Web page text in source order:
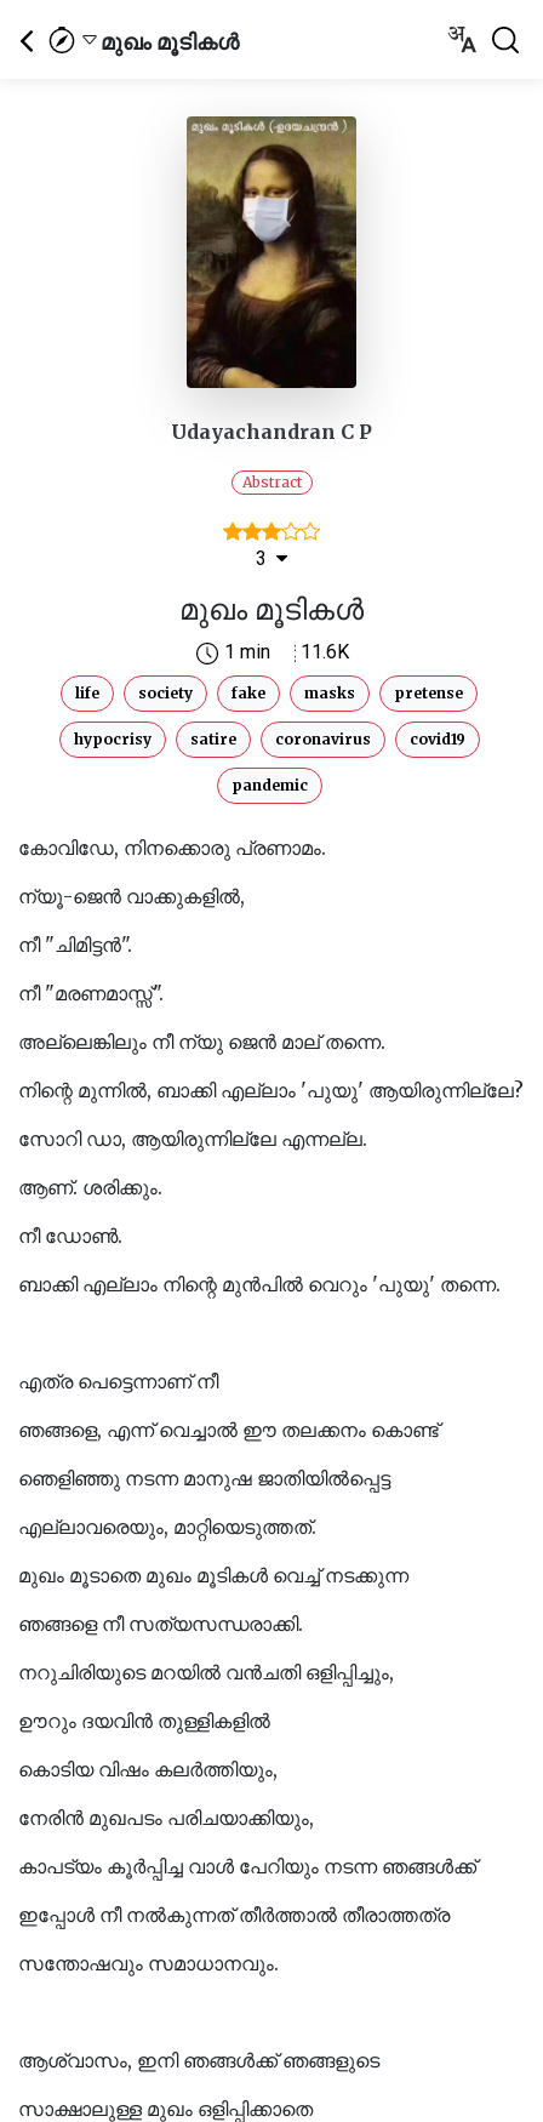
മുഖം മൂടികൾ
Udayachandran C P
Abstract
3
മുഖം മൂടികൾ
1 min 11.6K
life society fake masks pretense
hypocrisy satire coronavirus covid19
pandemic
കോവിഡേ, നിനക്കൊരു പ്രണാമം.
ന്യൂ-ജെൻ വാക്കുകളിൽ,
നീ "ചിമിട്ടൻ".
നീ "മരണമാസ്സ്‌".
അല്ലെങ്കിലും നീ ന്യു ജെൻ മാല് തന്നെ.
നിന്റെ മുന്നിൽ, ബാക്കി എല്ലാം 'പുയു' ആയിരുന്നില്ലേ?
സോറി ഡാ, ആയിരുന്നില്ലേ എന്നല്ല.
ആണ്. ശരിക്കും.
നീ ഡോൺ.
ബാക്കി എല്ലാം നിന്റെ മുൻപിൽ വെറും 'പുയു' തന്നെ.
എത്ര പെട്ടെന്നാണ് നീ
ഞങ്ങളെ, എന്ന് വെച്ചാൽ ഈ തലക്കനം കൊണ്ട്
ഞെളിഞ്ഞു നടന്ന മാനുഷ ജാതിയിൽപ്പെട്ട
എല്ലാവരെയും, മാറ്റിയെടുത്തത്.
മുഖം മൂടാതെ മുഖം മൂടികൾ വെച്ച് നടക്കുന്ന
ഞങ്ങളെ നീ സത്യസന്ധരാക്കി.
നറുചിരിയുടെ മറയിൽ വൻചതി ഒളിപ്പിച്ചും,
ഊറും ദയവിൻ തുള്ളികളിൽ
കൊടിയ വിഷം കലർത്തിയും,
നേരിൻ മുഖപടം പരിചയാക്കിയും,
കാപട്യം കൂർപ്പിച്ച വാൾ പേറിയും നടന്ന ഞങ്ങൾക്ക്
ഇപ്പോൾ നീ നൽകുന്നത് തീർത്താൽ തീരാത്തത്ര
സന്തോഷവും സമാധാനവും.
ആശ്വാസം, ഇനി ഞങ്ങൾക്ക് ഞങ്ങളുടെ
സാക്ഷാലുള്ള മുഖം ഒളിപ്പിക്കാതെ